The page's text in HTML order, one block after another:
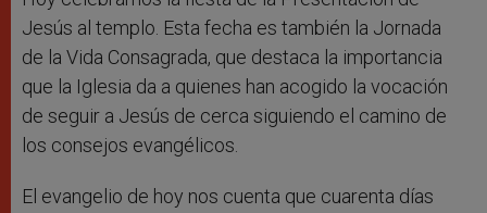
Jesús al templo. Esta fecha es también la Jornada
de la Vida Consagrada, que destaca la importancia
que la Iglesia da a quienes han acogido la vocación
de seguir a Jesús de cerca siguiendo el camino de
los consejos evangélicos.
El evangelio de hoy nos cuenta que cuarenta días